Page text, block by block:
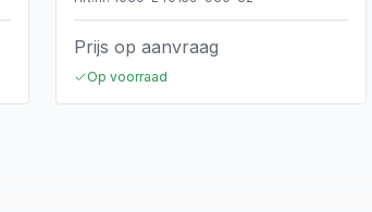
Prijs op aanvraag
Op voorraad